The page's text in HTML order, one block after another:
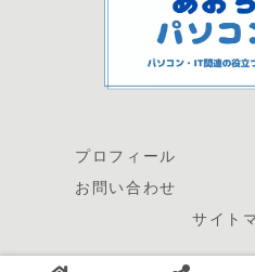
プロフィール
お問い合わせ
サイト